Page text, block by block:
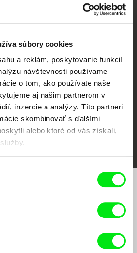
súbory cookies
a reklám, poskytovanie funkcií
návštevnosti používame
o tom, ako používate naše
aj našim partnerom v
inzercie a analýzy. Títo partneri
skombinovať s ďalšími
alebo ktoré od vás získali,
Against Gravity
Ji.hlava IDFF Visions du Réel